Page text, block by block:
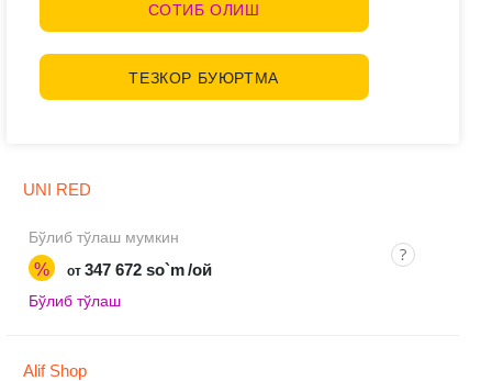
СОТИБ ОЛИШ
ТЕЗКОР БУЮРТМА
UNI RED
Бўлиб тўлаш мумкин
% от 347 672 so`m /ой
Бўлиб тўлаш
Alif Shop